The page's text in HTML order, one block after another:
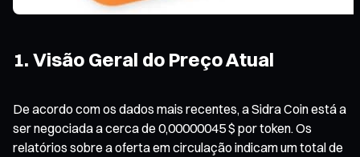
1. Visão Geral do Preço Atual
De acordo com os dados mais recentes, a Sidra Coin está a
ser negociada a cerca de 0,00000045 $ por token. Os
relatórios sobre a oferta em circulação indicam um total de